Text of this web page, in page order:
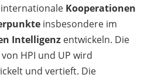
Kooperationen
insbesondere im
Intelligenzentwickeln. Die
HPI und UP wird
und vertieft. Die